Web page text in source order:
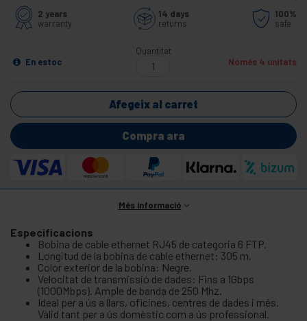
2 years
warranty
14 days
returns
100%
safe
En estoc
Quantitat
Només 4 unitats
Afegeix al carret
Compra ara
Més informació
Especificacions
Bobina de cable ethernet RJ45 de categoria 6 FTP.
Longitud de la bobina de cable ethernet: 305 m.
Color exterior de la bobina: Negre.
Velocitat de transmissió de dades: Fins a 1Gbps
(1000Mbps). Ample de banda de 250 Mhz.
Ideal per a ús a llars, oficines, centres de dades i més.
Vàlid tant per a ús domèstic com a ús professional.